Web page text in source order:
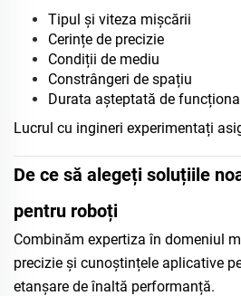
Tipul și viteza mișcării
Cerințe de precizie
Condiții de mediu
Constrângeri de spațiu
Durata așteptată de
Lucrul cu ingineri experimentați
De ce să alegeți soluțiile
pentru roboți
Combinăm expertiza în domeniul
precizie și cunoștințele aplicative
etanșare de înaltă performanță.